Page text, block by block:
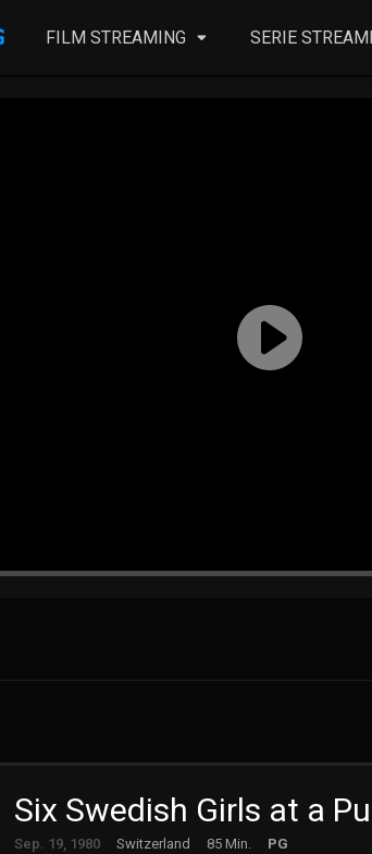
FILM STREAMING SERIE
Six Swedish Girls at a
Sep. 19, 1980 Switzerland 85 Min. PG